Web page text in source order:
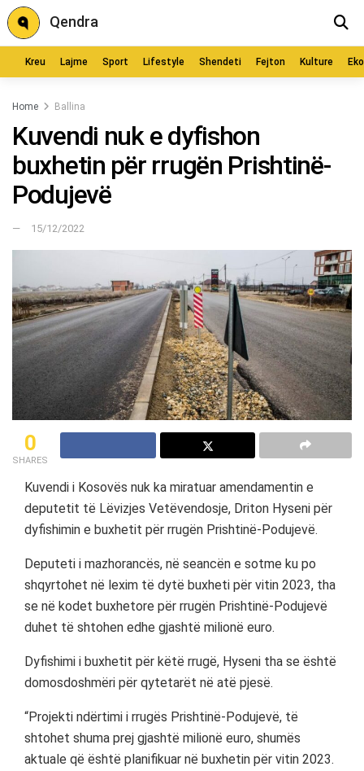
Qendra
Kreu Lajme Sport Lifestyle Shendeti Fejton Kulture
Home Ballina
Kuvendi nuk e dyfishon
buxhetin për rrugën Prishtinë-
Podujevë
15/12/2022
0
SHARES
Kuvendi i Kosovës nuk ka miratuar amendamentin e
deputetit të Lëvizjes Vetëvendosje, Driton Hyseni për
dyfishimin e buxhetit për rrugën Prishtinë-Podujevë.
Deputeti i mazhorancës, në seancën e sotme ku po
shqyrtohet në lexim të dytë buxheti për vitin 2023, tha
se në kodet buxhetore për rrugën Prishtinë-Podujevë
duhet të shtohen edhe gjashtë milionë euro.
Dyfishimi i buxhetit për këtë rrugë, Hyseni tha se është
domosdoshmëri për qytetarët në atë pjesë.
“Projekti ndërtimi i rrugës Prishtinë-Podujevë, të
shtohet shuma prej gjashtë milionë euro, shumës
aktuale që është planifikuar në buxhetin për vitin 2023.